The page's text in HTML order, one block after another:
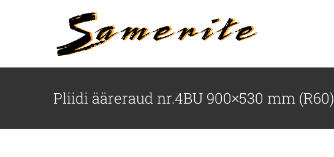
Pliidi ääreraud nr.4BU 900×530 mm (R60)